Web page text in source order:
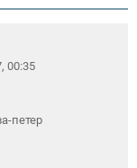
00:35
петер